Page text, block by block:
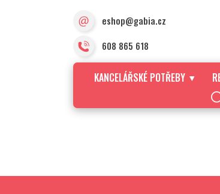
eshop@gabia.cz
608 865 618
KANCELÁŘSKÉ POTŘEBY